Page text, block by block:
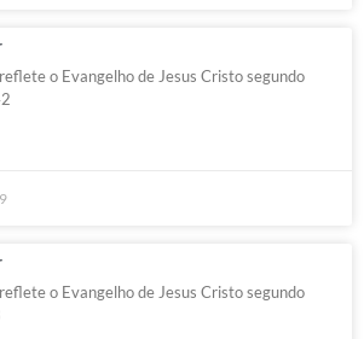
o Evangelho de Jesus Cristo segundo
o Evangelho de Jesus Cristo segundo